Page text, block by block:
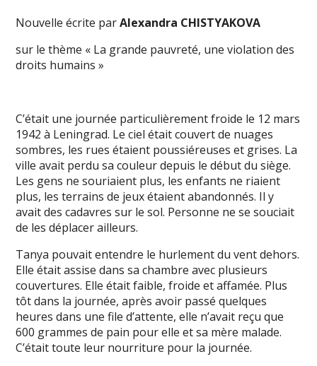
Nouvelle écrite parAlexandra CHISTYAKOVA
sur le thème « La grande pauvreté, une violation des
droits humains »
C’était une journée particulièrement froide le 12 mars
1942 à Leningrad. Le ciel était couvert de nuages
sombres, les rues étaient poussiéreuses et grises. La
ville avait perdu sa couleur depuis le début du siège.
Les gens ne souriaient plus, les enfants ne riaient
plus, les terrains de jeux étaient abandonnés. Il y
avait des cadavres sur le sol. Personne ne se souciait
de les déplacer ailleurs.
Tanya pouvait entendre le hurlement du vent dehors.
Elle était assise dans sa chambre avec plusieurs
couvertures. Elle était faible, froide et affamée. Plus
tôt dans la journée, après avoir passé quelques
heures dans une file d’attente, elle n’avait reçu que
600 grammes de pain pour elle et sa mère malade.
C’était toute leur nourriture pour la journée.